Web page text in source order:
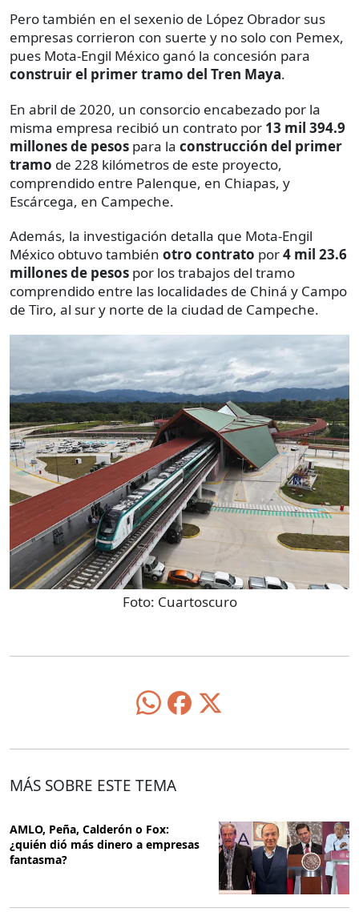
Pero también en el sexenio de López Obrador sus
empresas corrieron con suerte y no solo con Pemex,
pues Mota-Engil México ganó la concesión para
construir el primer tramo del Tren Maya.
En abril de 2020, un consorcio encabezado por la
misma empresa recibió un contrato por 13 mil 394.9
millones de pesos para la construcción del primer
tramo de 228 kilómetros de este proyecto,
comprendido entre Palenque, en Chiapas, y
Escárcega, en Campeche.
Además, la investigación detalla que Mota-Engil
México obtuvo también otro contrato por4 mil 23.6
millones de pesos por los trabajos del tramo
comprendido entre las localidades de Chiná y Campo
de Tiro, al sur y norte de la ciudad de Campeche.
Foto: Cuartoscuro
MÁS SOBRE ESTE TEMA
AMLO, Peña, Calderón o Fox:
¿quién dió más dinero a empresas
fantasma?